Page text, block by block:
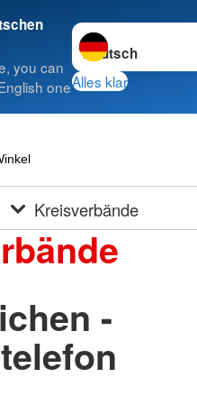
you can
one
Sprache wechseln
Alles klar
Kreisverbände
-